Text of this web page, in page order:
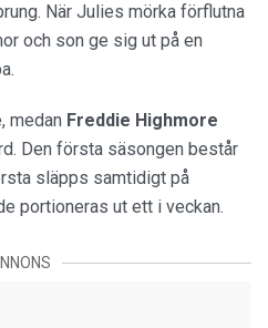
När Julies mörka förflutna
och son ge sig ut på en
medan Freddie Highmore
Den första säsongen består
släpps samtidigt på
portioneras ut ett i veckan.